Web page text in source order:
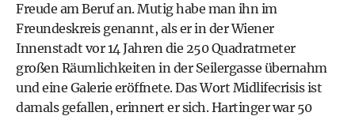
Freude am Beruf an. Mutig habe man ihn im
Freundeskreis genannt, als er in der Wiener
Innenstadt vor 14 Jahren die 250 Quadratmeter
großen Räumlichkeiten in der Seilergasse übernahm
und eine Galerie eröffnete. Das Wort Midlifecrisis ist
damals gefallen, erinnert er sich. Hartinger war 50